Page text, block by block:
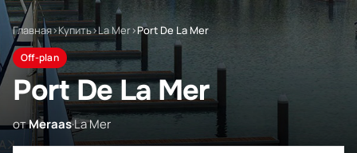
Главная›Купить›La Mer›Port De La Mer
Off-plan
Port De La Mer
отMeraas·La Mer